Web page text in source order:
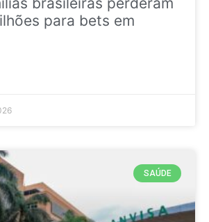
para bets em
SAÚDE